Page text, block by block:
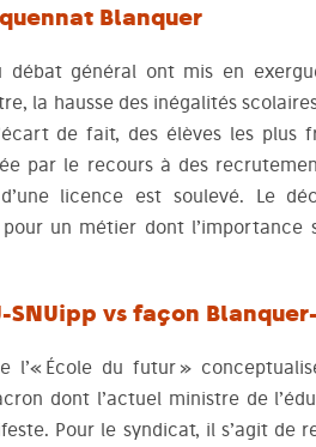
Blanquer
débat général ont mis en
la hausse des inégalités
de fait, des élèves les plus
par le recours à des
licence est soulevé. Le
un métier dont l’importance
SNUipp vs façon
l’« École du futur »
dont l’actuel ministre de
Pour le syndicat, il s’agit de